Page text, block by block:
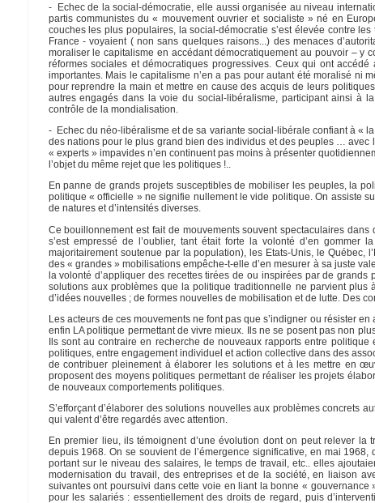
- Echec de la social-démocratie, elle aussi organisée au niveau
partis communistes du « mouvement ouvrier et socialiste » né en
couches les plus populaires, la social-démocratie s’est élevée contre
France - voyaient ( non sans quelques raisons...) des menaces
moraliser le capitalisme en accédant démocratiquement au pouvoir –
réformes sociales et démocratiques progressives. Ceux qui ont
importantes. Mais le capitalisme n’en a pas pour autant été moralisé ni
pour reprendre la main et mettre en cause des acquis de leurs
autres engagés dans la voie du social-libéralisme, participant ainsi à
contrôle de la mondialisation.
- Echec du néo-libéralisme et de sa variante social-libérale confiant à «
des nations pour le plus grand bien des individus et des peuples … avec
« experts » impavides n’en continuent pas moins à présenter
l’objet du même rejet que les politiques !..
En panne de grands projets susceptibles de mobiliser les peuples, la
politique « officielle » ne signifie nullement le vide politique. On assiste
de natures et d’intensités diverses.
Ce bouillonnement est fait de mouvements souvent spectaculaires
s’est empressé de l’oublier, tant était forte la volonté d’en
majoritairement soutenue par la population), les Etats-Unis, le Québec,
des « grandes » mobilisations empêche-t-elle d’en mesurer à sa juste
la volonté d’appliquer des recettes tirées de ou inspirées par de
solutions aux problèmes que la politique traditionnelle ne parvient plus
d’idées nouvelles ; de formes nouvelles de mobilisation et de lutte. Des
Les acteurs de ces mouvements ne font pas que s’indigner ou résister
enfin LA politique permettant de vivre mieux. Ils ne se posent pas non
Ils sont au contraire en recherche de nouveaux rapports entre
politiques, entre engagement individuel et action collective dans des
de contribuer pleinement à élaborer les solutions et à les mettre en
proposent des moyens politiques permettant de réaliser les projets
de nouveaux comportements politiques.
S’efforçant d’élaborer des solutions nouvelles aux problèmes concrets
qui valent d’être regardés avec attention.
En premier lieu, ils témoignent d’une évolution dont on peut relever
depuis 1968. On se souvient de l’émergence significative, en mai
portant sur le niveau des salaires, le temps de travail, etc.. elles
modernisation du travail, des entreprises et de la société, en liaison
suivantes ont poursuivi dans cette voie en liant la bonne «
pour les salariés : essentiellement des droits de regard, puis